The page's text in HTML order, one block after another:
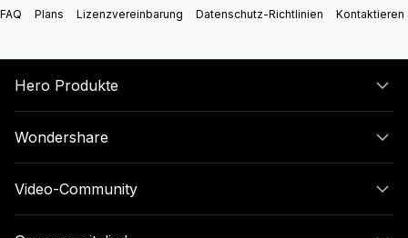
FAQ Plans Lizenzvereinbarung Datenschutz-Richtlinien Kontaktieren
Hero Produkte
Wondershare
Video-Community